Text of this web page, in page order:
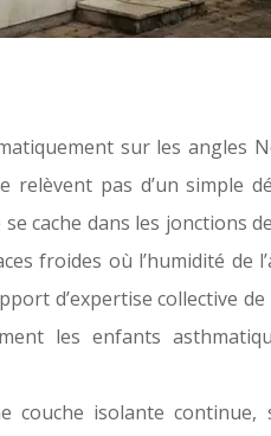
sur les angles
pas d’un simple
cache dans les jonctions
froides où l’humidité de
d’expertise collective de
les enfants
couche isolante